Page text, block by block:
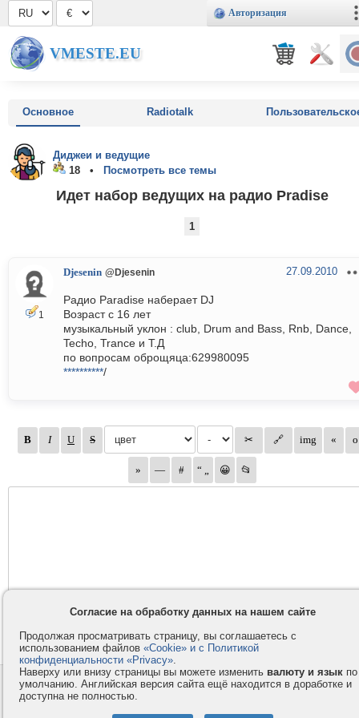
Авторизация
VMESTE.EU
Основное Radiotalk
Диджеи и ведущие
18 •
Посмотреть все темы
Идет набор ведущих на радио Pradise
1
1
Djesenin @Djesenin 27.09.2010
Радио Paradise наберает DJ
Возраст с 16 лет
музыкальный уклон : club, Drum and Bass, Rnb, Dance,
Techo, Trance и Т.Д
по вопросам оброщяца:629980095
**********/
Контакты
Компания
Privacy и Cookie
Согласие на обработку данных на нашем сайте
Продолжая просматривать страницу, вы соглашаетесь с
использованием файлов «Cookie» и с Политикой
конфиденциальности «Privacy».
Наверху или внизу страницы вы можете изменить валюту и язык по
умолчанию. Английская версия сайта ещё находится в доработке и
доступна не полностью.